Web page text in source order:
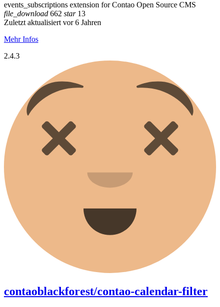
events_subscriptions extension for Contao Open Source CMS
file_download 662 star13
Zuletzt aktualisiert vor 6 Jahren
Mehr Infos
2.4.3
contaoblackforest/contao-calendar-filter